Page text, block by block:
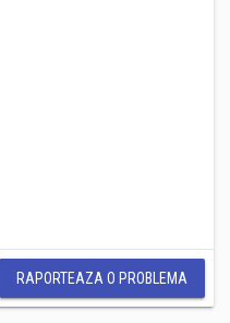
RAPORTEAZA O PROBLEMA